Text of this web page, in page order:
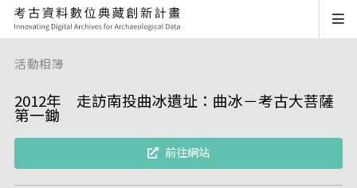
活動相簿
2012年 走訪南投曲冰遺址：曲冰－考古大菩薩
第一鋤
前往網站